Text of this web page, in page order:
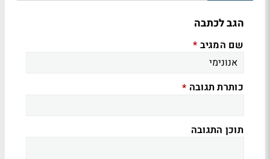
הגב לכתבה
שם המגיב *
כותרת תגובה *
תוכן התגובה